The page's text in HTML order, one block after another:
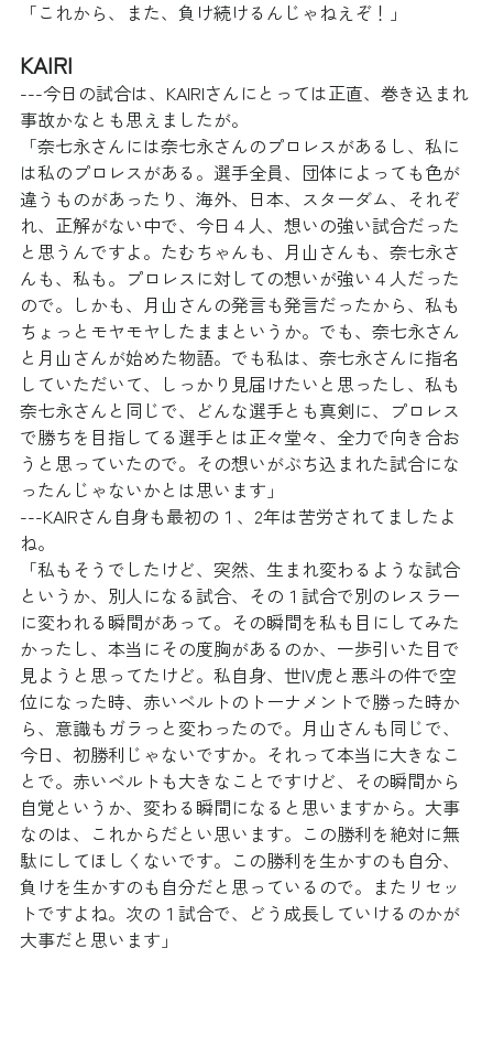
「これから、また、負け続けるんじゃねえぞ！」
KAIRI
---今日の試合は、KAIRIさんにとっては正直、巻き込まれ
事故かなとも思えましたが。
「奈七永さんには奈七永さんのプロレスがあるし、私に
は私のプロレスがある。選手全員、団体によっても色が
違うものがあったり、海外、日本、スターダム、それぞ
れ、正解がない中で、今日４人、想いの強い試合だった
と思うんですよ。たむちゃんも、月山さんも、奈七永さ
んも、私も。プロレスに対しての想いが強い４人だった
ので。しかも、月山さんの発言も発言だったから、私も
ちょっとモヤモヤしたままというか。でも、奈七永さん
と月山さんが始めた物語。でも私は、奈七永さんに指名
していただいて、しっかり見届けたいと思ったし、私も
奈七永さんと同じで、どんな選手とも真剣に、プロレス
で勝ちを目指してる選手とは正々堂々、全力で向き合お
うと思っていたので。その想いがぶち込まれた試合にな
ったんじゃないかとは思います」
---KAIRさん自身も最初の１、2年は苦労されてましたよ
ね。
「私もそうでしたけど、突然、生まれ変わるような試合
というか、別人になる試合、その１試合で別のレスラー
に変われる瞬間があって。その瞬間を私も目にしてみた
かったし、本当にその度胸があるのか、一歩引いた目で
見ようと思ってたけど。私自身、世IV虎と悪斗の件で空
位になった時、赤いベルトのトーナメントで勝った時か
ら、意識もガラっと変わったので。月山さんも同じで、
今日、初勝利じゃないですか。それって本当に大きなこ
とで。赤いベルトも大きなことですけど、その瞬間から
自覚というか、変わる瞬間になると思いますから。大事
なのは、これからだとい思います。この勝利を絶対に無
駄にしてほしくないです。この勝利を生かすのも自分、
負けを生かすのも自分だと思っているので。またリセッ
トですよね。次の１試合で、どう成長していけるのかが
大事だと思います」